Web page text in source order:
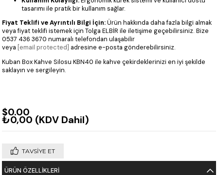
tasarımı ile pratik bir kullanım sağlar.
Fiyat Teklifi ve Ayrıntılı Bilgi İçin:Ürün hakkında daha fazla bilgi almak
veya fiyat teklifi istemek için Tolga ELBİR ile iletişime geçebilirsiniz. Bize
0537 436 3670 numaralı telefondan ulaşabilir
veya [email protected] adresine e-posta gönderebilirsiniz.
Kuban Box Kahve Silosu KBN40 ile kahve çekirdeklerinizi en iyi şekilde
saklayın ve sergileyin.
$0.00
₺0,00 (KDV Dahil)
TAVSIYE ET
ÜRÜN ÖZELLIKLERI